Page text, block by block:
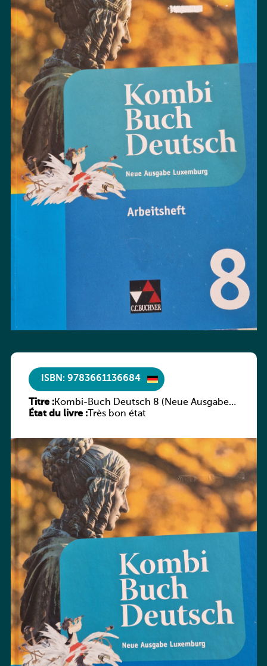
ISBN: 9783661136684
Titre :Kombi-Buch Deutsch 8 (Neue Ausgabe
Luxemburg)
État du livre :Très bon état